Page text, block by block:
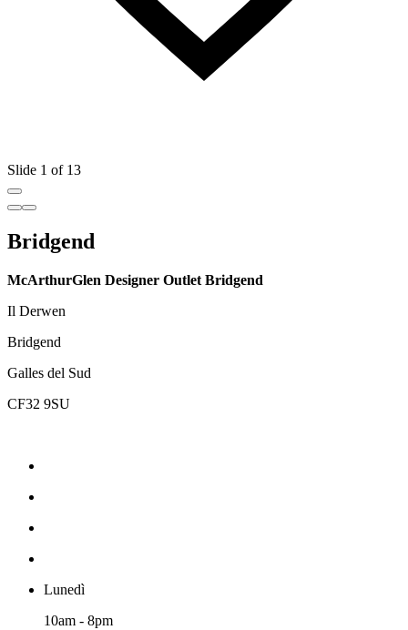
Slide 1 of 13
Bridgend
McArthurGlen Designer Outlet Bridgend
Il Derwen
Bridgend
Galles del Sud
CF32 9SU
Lunedì
10am - 8pm